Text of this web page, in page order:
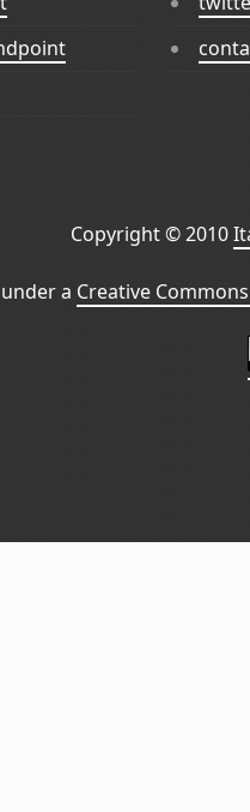
Copyright © 2010
a Creative